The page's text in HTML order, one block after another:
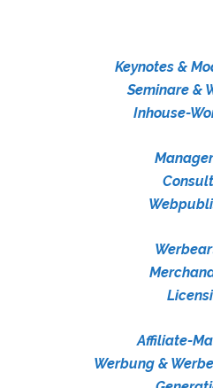
Keynotes &
Seminare &
Inhouse-
Affiliate-
Werbung &